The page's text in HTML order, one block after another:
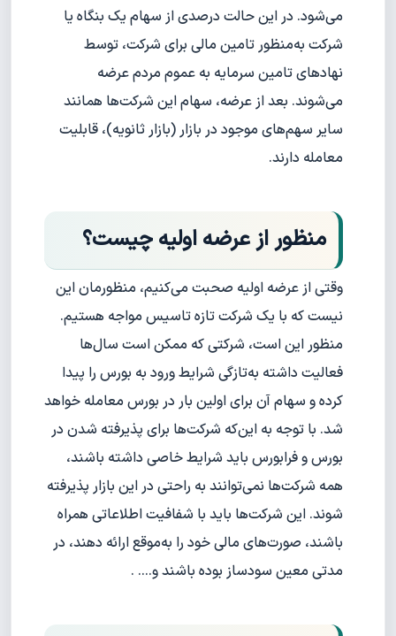
می‌شود. در این حالت درصدی از سهام یک بنگاه یا
شرکت به‌منظور تامین مالی برای شرکت، توسط
نهادهای تامین سرمایه به ‌عموم مردم عرضه
می‌شوند. بعد از عرضه، سهام این شرکت‌ها همانند
سایر سهم‌های موجود در بازار (بازار ثانویه)، قابلیت
معامله دارند.
منظور از عرضه اولیه چیست؟
وقتی از عرضه اولیه صحبت می‌کنیم، منظورمان این
نیست که با یک شرکت تازه تاسیس مواجه هستیم.
منظور این است، شرکتی که ممکن است سال‌ها
فعالیت داشته به‌تازگی شرایط ورود به بورس را پیدا
کرده و سهام آن برای اولین بار در بورس معامله خواهد
شد. با توجه به این‌که شرکت‌ها برای پذیرفته شدن در
بورس و فرابورس باید شرایط خاصی داشته باشند،
همه شرکت‌ها نمی‌توانند به راحتی در این بازار پذیرفته
شوند. این شرکت‌ها باید با شفافیت اطلاعاتی همراه
باشند، صورت‌های مالی خود را به‌موقع ارائه دهند، در
مدتی معین سود‌ساز بوده باشند و.... .